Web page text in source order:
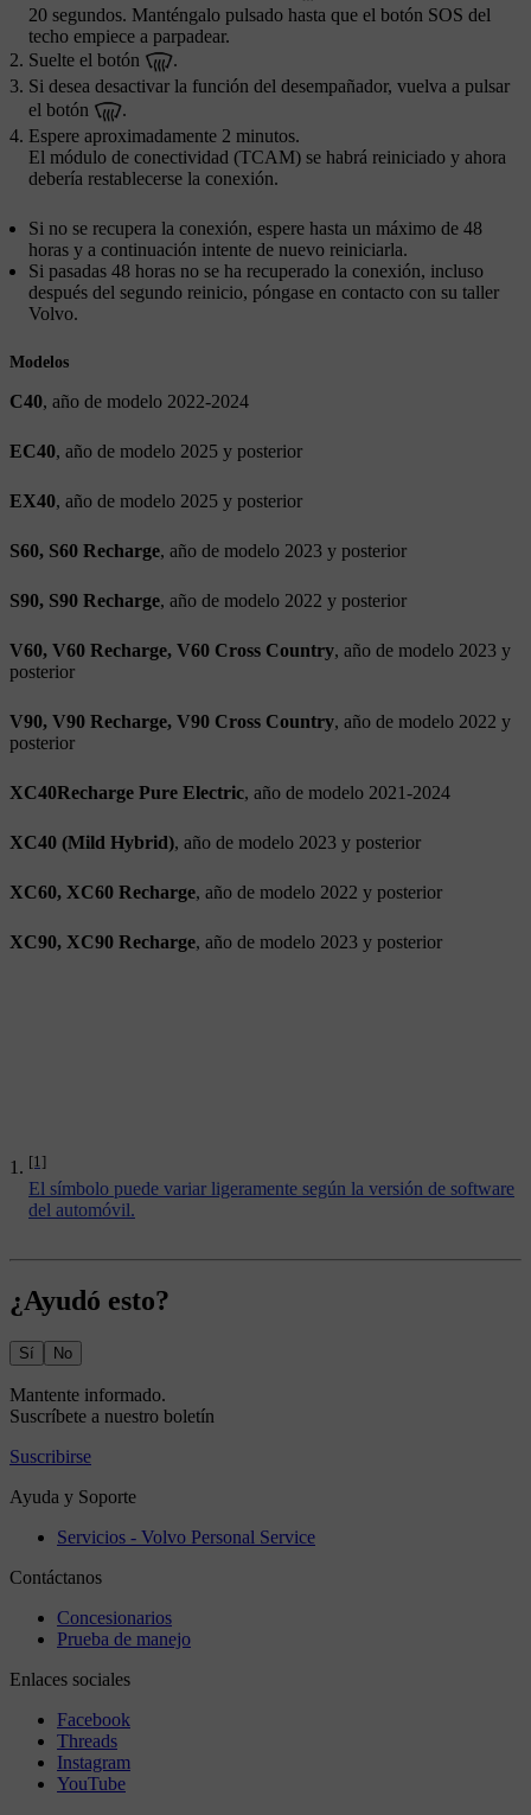
20 segundos. Manténgalo pulsado hasta que el botón SOS del
techo empiece a parpadear.
Suelte el botón
.
Si desea desactivar la función del desempañador, vuelva a pulsar
el botón
.
Espere aproximadamente 2 minutos.
El módulo de conectividad (TCAM) se habrá reiniciado y ahora
debería restablecerse la conexión.
Si no se recupera la conexión, espere hasta un máximo de 48
horas y a continuación intente de nuevo reiniciarla.
Si pasadas 48 horas no se ha recuperado la conexión, incluso
después del segundo reinicio, póngase en contacto con su taller
Volvo.
Modelos
C40, año de modelo 2022-2024
EC40, año de modelo 2025 y posterior
EX40, año de modelo 2025 y posterior
S60, S60 Recharge, año de modelo 2023 y posterior
S90, S90 Recharge, año de modelo 2022 y posterior
V60, V60 Recharge, V60 Cross Country, año de modelo 2023 y
posterior
V90, V90 Recharge, V90 Cross Country, año de modelo 2022 y
posterior
XC40Recharge Pure Electric, año de modelo 2021-2024
XC40 (Mild Hybrid), año de modelo 2023 y posterior
XC60, XC60 Recharge, año de modelo 2022 y posterior
XC90, XC90 Recharge, año de modelo 2023 y posterior
[1]
El símbolo puede variar ligeramente según la versión de software
del automóvil.
¿Ayudó esto?
Sí No